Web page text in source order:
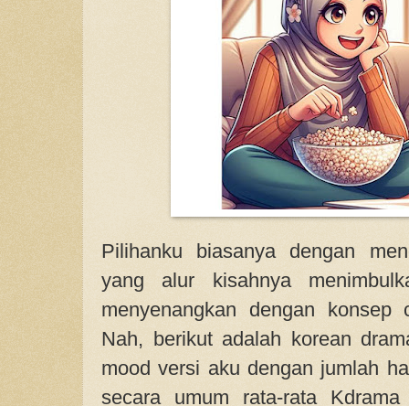
Pilihanku biasanya dengan
yang alur kisahnya
menyenangkan dengan
Nah, berikut adalah korean
mood versi aku dengan jumlah
secara umum rata-rata